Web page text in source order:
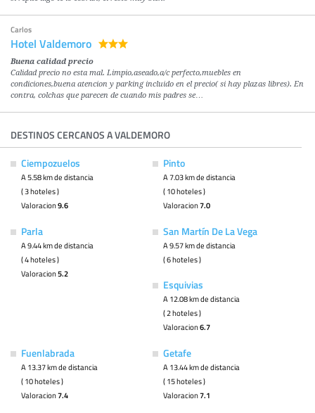
Carlos
Hotel Valdemoro
Buena calidad precio
Calidad precio no esta mal. Limpio,aseado,a/c perfecto,muebles en
condiciones,buena atencion y parking incluido en el precio( si hay plazas libres). En
contra, colchas que parecen de cuando mis padres se…
DESTINOS CERCANOS A VALDEMORO
Ciempozuelos
A 5.58 km de distancia
( 3 hoteles )
Valoracion9.6
Pinto
A 7.03 km de distancia
( 10 hoteles )
Valoracion7.0
Parla
A 9.44 km de distancia
( 4 hoteles )
Valoracion5.2
San Martín De La Vega
A 9.57 km de distancia
( 6 hoteles )
Esquivias
A 12.08 km de distancia
( 2 hoteles )
Valoracion6.7
Fuenlabrada
A 13.37 km de distancia
( 10 hoteles )
Valoracion7.4
Getafe
A 13.44 km de distancia
( 15 hoteles )
Valoracion7.1